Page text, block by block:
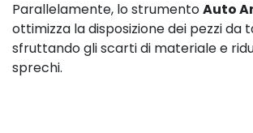
Parallelamente, lo strumentoAuto
ottimizza la disposizione dei pezzi da
sfruttando gli scarti di materiale e
sprechi.